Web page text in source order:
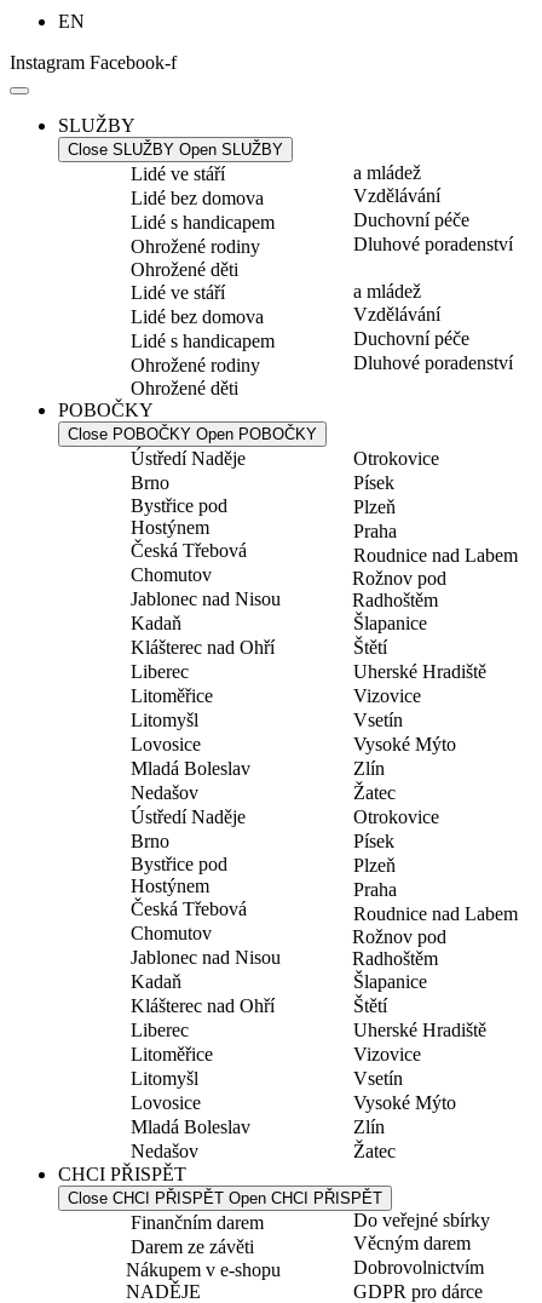
EN
Instagram Facebook-f
SLUŽBY
Close SLUŽBY Open SLUŽBY
Lidé ve stáří
Lidé bez domova
Lidé s handicapem
Ohrožené rodiny
Ohrožené děti
a mládež
Vzdělávání
Duchovní péče
Dluhové poradenství
Lidé ve stáří
Lidé bez domova
Lidé s handicapem
Ohrožené rodiny
Ohrožené děti
a mládež
Vzdělávání
Duchovní péče
Dluhové poradenství
POBOČKY
Close POBOČKY Open POBOČKY
Ústředí Naděje
Brno
Bystřice pod
Hostýnem
Česká Třebová
Chomutov
Jablonec nad Nisou
Kadaň
Klášterec nad Ohří
Liberec
Litoměřice
Litomyšl
Lovosice
Mladá Boleslav
Nedašov
Otrokovice
Písek
Plzeň
Praha
Roudnice nad Labem
Rožnov pod
Radhoštěm
Šlapanice
Štětí
Uherské Hradiště
Vizovice
Vsetín
Vysoké Mýto
Zlín
Žatec
Ústředí Naděje
Brno
Bystřice pod
Hostýnem
Česká Třebová
Chomutov
Jablonec nad Nisou
Kadaň
Klášterec nad Ohří
Liberec
Litoměřice
Litomyšl
Lovosice
Mladá Boleslav
Nedašov
Otrokovice
Písek
Plzeň
Praha
Roudnice nad Labem
Rožnov pod
Radhoštěm
Šlapanice
Štětí
Uherské Hradiště
Vizovice
Vsetín
Vysoké Mýto
Zlín
Žatec
CHCI PŘISPĚT
Close CHCI PŘISPĚT Open CHCI PŘISPĚT
Finančním darem
Darem ze závěti
Nákupem v e-shopu
NADĚJE
Do veřejné sbírky
Věcným darem
Dobrovolnictvím
GDPR pro dárce